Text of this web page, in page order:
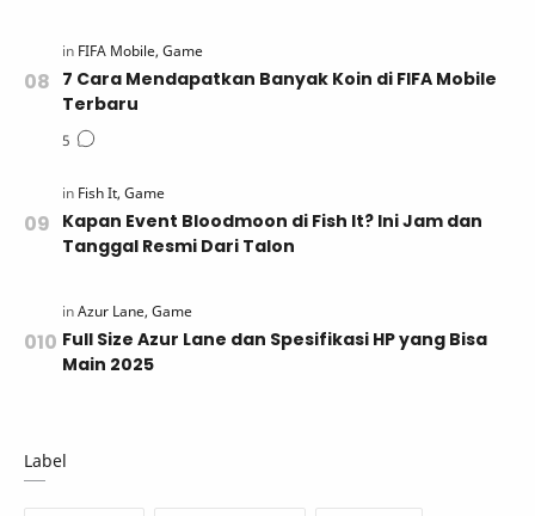
7 Cara Mendapatkan Banyak Koin di FIFA Mobile
Terbaru
Kapan Event Bloodmoon di Fish It? Ini Jam dan
Tanggal Resmi Dari Talon
Full Size Azur Lane dan Spesifikasi HP yang Bisa
Main 2025
Label